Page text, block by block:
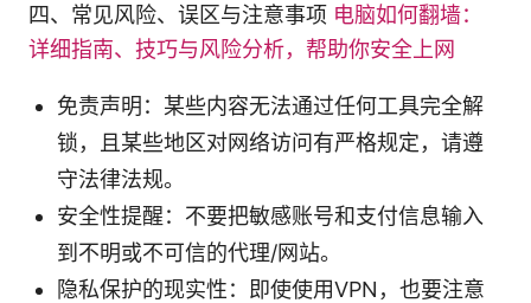
四、常见风险、误区与注意事项 电脑如何翻墙：
详细指南、技巧与风险分析，帮助你安全上网
免责声明：某些内容无法通过任何工具完全解
锁，且某些地区对网络访问有严格规定，请遵
守法律法规。
安全性提醒：不要把敏感账号和支付信息输入
到不明或不可信的代理/网站。
隐私保护的现实性：即使使用VPN，也要注意